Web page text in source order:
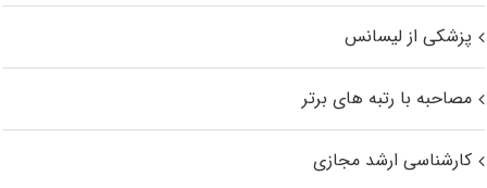
پزشکی از لیسانس
مصاحبه با رتبه های برتر
کارشناسی ارشد مجازی